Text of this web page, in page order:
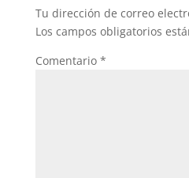
Tu dirección de correo
Los campos obligatorios
Comentario *